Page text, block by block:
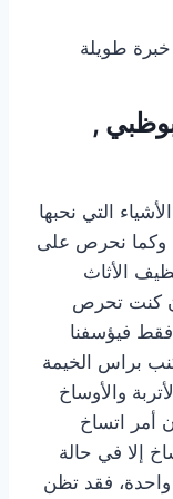
طويلة
,
التي نحبها
وكما نحرص على
الأثاث
كنت تحرص
فقط فيؤسفنا
براس الخيمة
والأوساخ
أمر اتساخ
إلا في حالة
واحدة، فقد تظن